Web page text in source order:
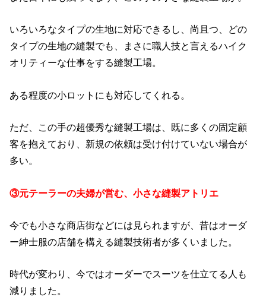
いろいろなタイプの生地に対応できるし、尚且つ、どの
タイプの生地の縫製でも、まさに職人技と言えるハイク
オリティーな仕事をする縫製工場。
ある程度の小ロットにも対応してくれる。
ただ、この手の超優秀な縫製工場は、既に多くの固定顧
客を抱えており、新規の依頼は受け付けていない場合が
多い。
③元テーラーの夫婦が営む、小さな縫製アトリエ
今でも小さな商店街などには見られますが、昔はオーダ
ー紳士服の店舗を構える縫製技術者が多くいました。
時代が変わり、今ではオーダーでスーツを仕立てる人も
減りました。